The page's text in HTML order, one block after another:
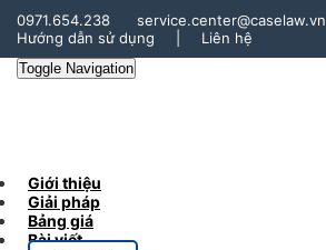
0971.654.238
service.center@caselaw.vn
Hướng dẫn sử dụng
Liên hệ
Toggle Navigation
Giới thiệu
Giải pháp
Bảng giá
Bài viết